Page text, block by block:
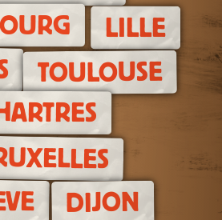
LILLE
TOULOUSE
DIJON